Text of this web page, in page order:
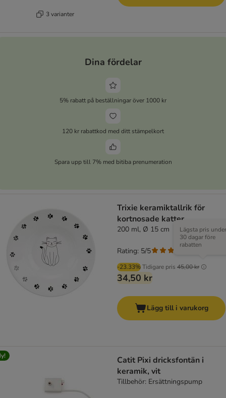
3 varianter
Dina fördelar
5% rabatt på beställningar över 1000 kr
120 kr rabattkod med ditt stämpelkort
Spara upp till 7% med bitiba prenumeration
Trixie keramiktallrik för
kortnosade katter
200 ml, Ø 15 cm
-23.33%Tidigare pris 45,00 kr
Lägsta pris under
30 dagar före
rabatten
34,50 kr
Rating: 5/5
Lägg till i varukorg
Catit Pixi dricksfontän i
keramik, vit
Tillbehör: Ersättningspump